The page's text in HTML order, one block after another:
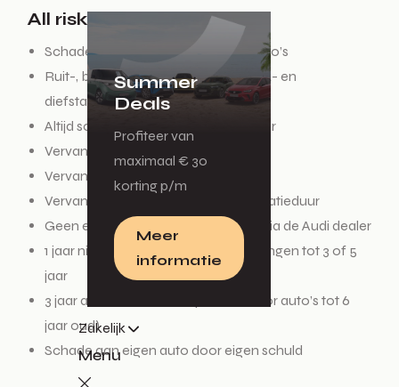
Summer
Deals
Profiteer van
maximaal € 30
korting p/m
Meer
informatie
Zakelijk
Menu
All risk
Schade aan andere personen en auto’s
Ruit-, brand-, storm-, hagel-, inbraak- en
diefstalschade
Altijd schadeherstel via de Audi dealer
Vervangend vervoer bij diefstal
Vervangend vervoer bij total loss
Vervangend vervoer tijdens de reparatieduur
Geen eigen risico bij schadeherstel via de Audi dealer
1 jaar nieuwwaarde garantie, te verlengen tot 3 of 5
jaar
3 jaar aanschafwaarde garantie (voor auto’s tot 6
jaar oud)
Schade aan eigen auto door eigen schuld